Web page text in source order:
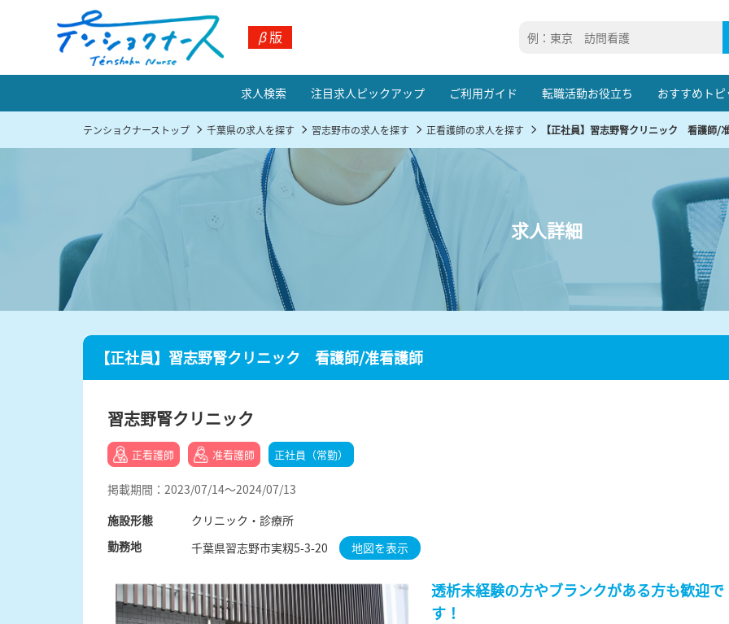
β版
求人検索 注目求人ピックアップ ご利用ガイド 転職活動お役立ち おすすめト
テンショクナーストップ 千葉県の求人を探す 習志野市の求人を探す 正看護師の求人を探す 【正社員】習志野腎クリニック 看護師/
求人詳細
【正社員】習志野腎クリニック 看護師/准看護師
習志野腎クリニック
正看護師 准看護師 正社員（常勤）
掲載期間：2023/07/14～2024/07/13
施設形態
クリニック・診療所
勤務地
千葉県習志野市実籾5-3-20 地図を表示
透析未経験の方やブランクがある方も歓迎で
す！